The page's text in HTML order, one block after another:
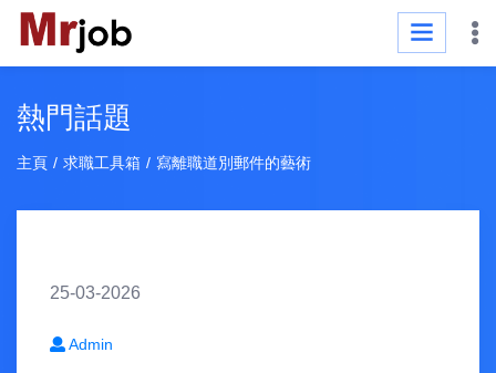
熱門話題
主頁 求職工具箱 寫離職道別郵件的藝術
25-03-2026
Admin